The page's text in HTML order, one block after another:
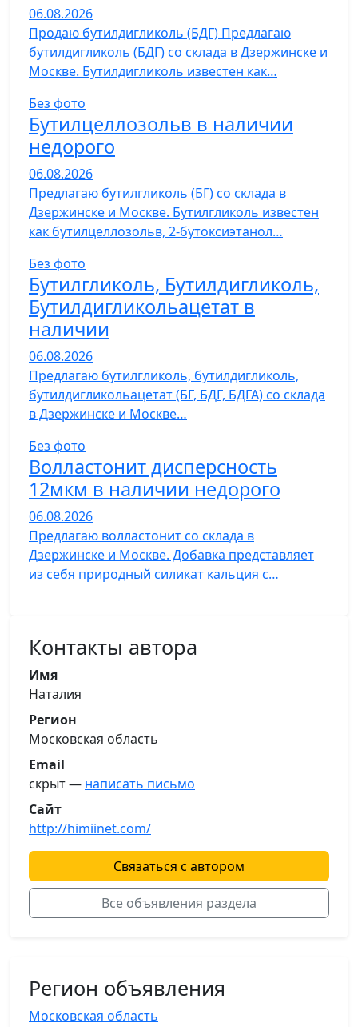
06.08.2026
Продаю бутилдигликоль (БДГ) Предлагаю
бутилдигликоль (БДГ) со склада в Дзержинске и
Москве. Бутилдигликоль известен как…
Без фото
Бутилцеллозольв в наличии
недорого
06.08.2026
Предлагаю бутилгликоль (БГ) со склада в
Дзержинске и Москве. Бутилгликоль известен
как бутилцеллозольв, 2-бутоксиэтанол…
Без фото
Бутилгликоль, Бутилдигликоль,
Бутилдигликольацетат в
наличии
06.08.2026
Предлагаю бутилгликоль, бутилдигликоль,
бутилдигликольацетат (БГ, БДГ, БДГА) со склада
в Дзержинске и Москве…
Без фото
Волластонит дисперсность
12мкм в наличии недорого
06.08.2026
Предлагаю волластонит со склада в
Дзержинске и Москве. Добавка представляет
из себя природный силикат кальция с…
Контакты автора
Имя
Наталия
Регион
Московская область
Email
скрыт — написать письмо
Сайт
http://himiinet.com/
Связаться с автором
Все объявления раздела
Регион объявления
Московская область